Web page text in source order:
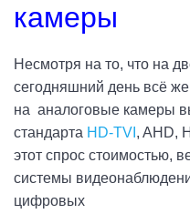
камеры
Несмотря на то, что на
сегодняшний день всё
на аналоговые камеры
стандарта HD-TVI , AHD,
этот спрос стоимостью,
системы
цифровых